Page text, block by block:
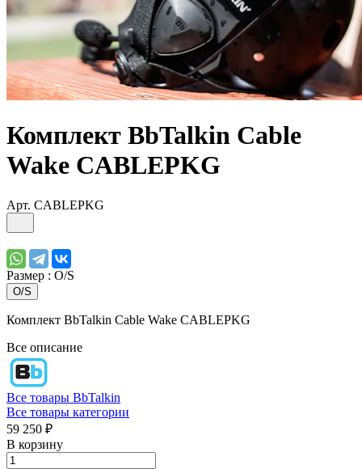
Комплект BbTalkin Cable
Wake CABLEPKG
Арт. CABLEPKG
Размер : O/S
O/S
Комплект BbTalkin Cable Wake CABLEPKG
Все описание
Все товары BbTalkin
Все товары категории
59 250 ₽
В корзину